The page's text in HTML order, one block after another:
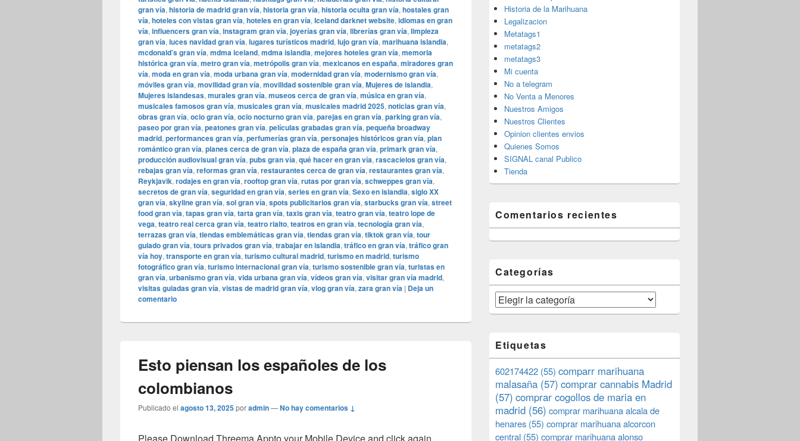
gran vía, historia de madrid gran vía, historia gran vía, historia oculta gran vía, hostales gran
vía, hoteles con vistas gran vía, hoteles en gran vía, Iceland darknet website, idiomas en gran
vía, influencers gran vía, instagram gran vía, joyerías gran vía, librerías gran vía, limpieza
gran vía, luces navidad gran vía, lugares turísticos madrid, lujo gran vía, marihuana islandia,
mcdonald’s gran vía, mdma iceland, mdma islandia, mejores hoteles gran vía, memoria
histórica gran vía, metro gran vía, metrópolis gran vía, mexicanos en españa, miradores gran
vía, moda en gran vía, moda urbana gran vía, modernidad gran vía, modernismo gran vía,
móviles gran vía, movilidad gran vía, movilidad sostenible gran vía, Mujeres de islandia,
Mujeres islandesas, murales gran vía, museos cerca de gran vía, música en gran vía,
musicales famosos gran vía, musicales gran vía, musicales madrid 2025, noticias gran vía,
obras gran vía, ocio gran vía, ocio nocturno gran vía, parejas en gran vía, parking gran vía,
paseo por gran vía, peatones gran vía, películas grabadas gran vía, pequeña broadway
madrid, performances gran vía, perfumerías gran vía, personajes históricos gran vía, plan
romántico gran vía, planes cerca de gran vía, plaza de españa gran vía, primark gran vía,
producción audiovisual gran vía, pubs gran vía, qué hacer en gran vía, rascacielos gran vía,
rebajas gran vía, reformas gran vía, restaurantes cerca de gran vía, restaurantes gran vía,
Reykjavik, rodajes en gran vía, rooftop gran vía, rutas por gran vía, schweppes gran vía,
secretos de gran vía, seguridad en gran vía, series en gran vía, Sexo en islandia, siglo XX
gran vía, skyline gran vía, sol gran vía, spots publicitarios gran vía, starbucks gran vía, street
food gran vía, tapas gran vía, tarta gran vía, taxis gran vía, teatro gran vía, teatro lope de
vega, teatro real cerca gran vía, teatro rialto, teatros en gran vía, tecnología gran vía,
terrazas gran vía, tiendas emblemáticas gran vía, tiendas gran vía, tiktok gran vía, tour
guiado gran vía, tours privados gran vía, trabajar en islandia, tráfico en gran vía, tráfico gran
vía hoy, transporte en gran vía, turismo cultural madrid, turismo en madrid, turismo
fotográfico gran vía, turismo internacional gran vía, turismo sostenible gran vía, turistas en
gran vía, urbanismo gran vía, vida urbana gran vía, vídeos gran vía, visitar gran vía madrid,
visitas guiadas gran vía, vistas de madrid gran vía, vlog gran vía, zara gran vía | Deja un
comentario
Esto piensan los españoles de los
colombianos
Publicado el agosto 13, 2025poradmin—No hay comentarios ↓
Historia de la Marihuana
Legalizacion
Metatags1
metatags2
metatags3
Mi cuenta
No a telegram
No Venta a Menores
Nuestros Amigos
Nuestros Clientes
Opinion clientes envios
Quienes Somos
SIGNAL canal Publico
Tienda
Comentarios recientes
Categorías
Categorías
Etiquetas
602174422 (55) comparr marihuana
malasaña (57) comprar cannabis Madrid
(57) comprar cogollos de maria en
madrid (56) comprar marihuana alcala de
henares (55) comprar marihuana alcorcon
central (55) comprar marihuana alonso